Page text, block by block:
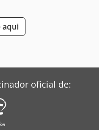
aqui
oficial de: